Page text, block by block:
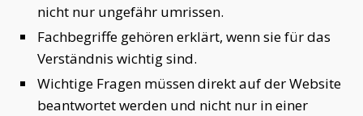
nicht nur ungefähr umrissen.
Fachbegriffe gehören erklärt, wenn sie für das
Verständnis wichtig sind.
Wichtige Fragen müssen direkt auf der Website
beantwortet werden und nicht nur in einer